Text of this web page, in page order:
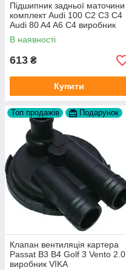
Підшипник задньої маточини
комплект Audi 100 C2 C3 C4
Audi 80 A4 A6 C4 виробник
FAG
В наявності
613 ₴
Купити
Топ продажів Подарунок
Клапан вентиляція картера
Passat B3 B4 Golf 3 Vento 2.0
виробник VIKA